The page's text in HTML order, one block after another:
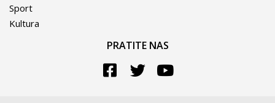
Sport
Kultura
PRATITE NAS